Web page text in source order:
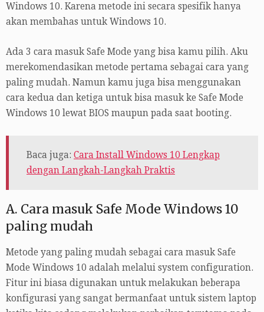
Windows 10. Karena metode ini secara spesifik hanya
akan membahas untuk Windows 10.
Ada 3 cara masuk Safe Mode yang bisa kamu pilih. Aku
merekomendasikan metode pertama sebagai cara yang
paling mudah. Namun kamu juga bisa menggunakan
cara kedua dan ketiga untuk bisa masuk ke Safe Mode
Windows 10 lewat BIOS maupun pada saat booting.
Baca juga: Cara Install Windows 10 Lengkap
dengan Langkah-Langkah Praktis
A. Cara masuk Safe Mode Windows 10
paling mudah
Metode yang paling mudah sebagai cara masuk Safe
Mode Windows 10 adalah melalui system configuration.
Fitur ini biasa digunakan untuk melakukan beberapa
konfigurasi yang sangat bermanfaat untuk sistem laptop